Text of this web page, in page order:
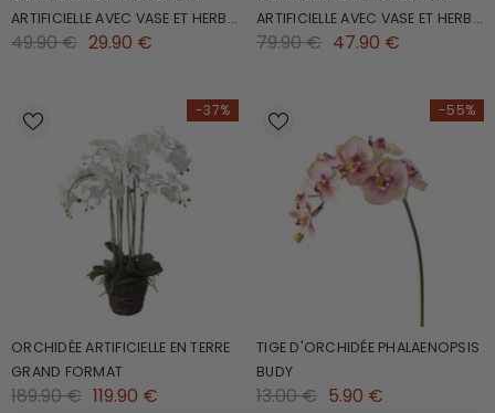
ARTIFICIELLE AVEC VASE ET HERBE
D'OURS 29CM
49.90 € 29.90 €
ARTIFICIELLE AVEC VASE ET HERBE
D'OURS 46CM
79.90 € 47.90 €
-37%
ORCHIDÉE ARTIFICIELLE EN TERRE
GRAND FORMAT
189.90 € 119.90 €
-55%
TIGE D'ORCHIDÉE PHALAENOPSIS
BUDY
13.00 € 5.90 €